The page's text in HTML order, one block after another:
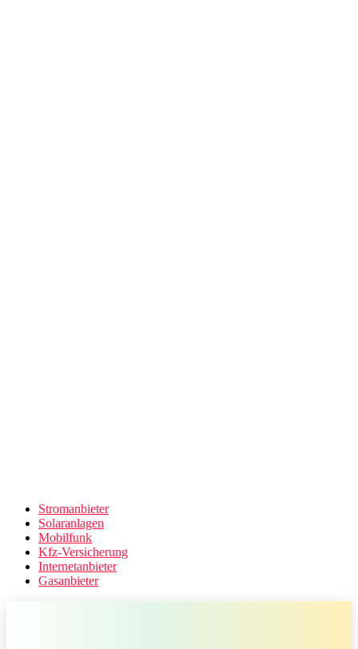
Stromanbieter
Solaranlagen
Mobilfunk
Kfz-Versicherung
Internetanbieter
Gasanbieter